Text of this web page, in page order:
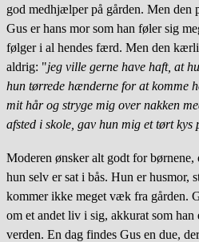
god medhjælper på gården. Men den
Gus er hans mor som han føler sig
følger i al hendes færd. Men den
aldrig: "jeg ville gerne have haft, at
hun tørrede hænderne for at komme
mit hår og stryge mig over nakken
afsted i skole, gav hun mig et tørt kys
Moderen ønsker alt godt for børnene,
hun selv er sat i bås. Hun er husmor,
kommer ikke meget væk fra gården.
om et andet liv i sig, akkurat som
verden. En dag findes Gus en due,